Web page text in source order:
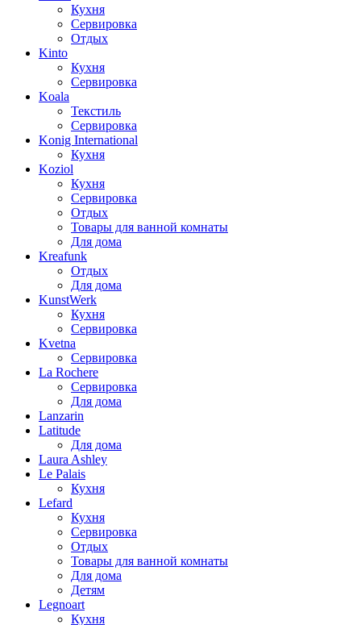
Кухня
Сервировка
Отдых
Kinto
Кухня
Сервировка
Koala
Текстиль
Сервировка
Konig International
Кухня
Koziol
Кухня
Сервировка
Отдых
Товары для ванной комнаты
Для дома
Kreafunk
Отдых
Для дома
KunstWerk
Кухня
Сервировка
Kvetna
Сервировка
La Rochere
Сервировка
Для дома
Lanzarin
Latitude
Для дома
Laura Ashley
Le Palais
Кухня
Lefard
Кухня
Сервировка
Отдых
Товары для ванной комнаты
Для дома
Детям
Legnoart
Кухня